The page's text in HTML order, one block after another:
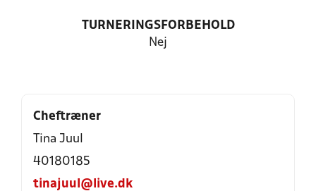
TURNERINGSFORBEHOLD
Nej
Cheftræner
Tina Juul
40180185
tinajuul@live.dk